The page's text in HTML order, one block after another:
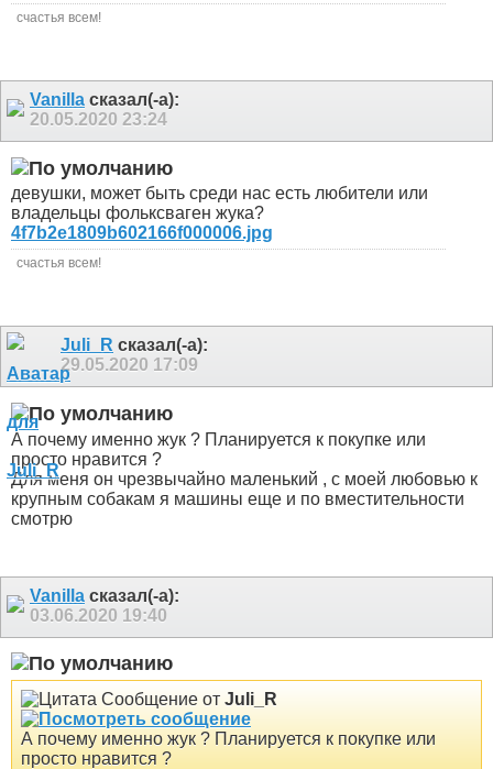
счастья всем!
Vanilla сказал(-а):
20.05.2020 23:24
девушки, может быть среди нас есть любители или
владельцы фольксваген жука?
4f7b2e1809b602166f000006.jpg
счастья всем!
Juli_R сказал(-а):
29.05.2020 17:09
А почему именно жук ? Планируется к покупке или
просто нравится ?
Для меня он чрезвычайно маленький , с моей любовью к
крупным собакам я машины еще и по вместительности
смотрю
Vanilla сказал(-а):
03.06.2020 19:40
Сообщение от Juli_R
А почему именно жук ? Планируется к покупке или
просто нравится ?